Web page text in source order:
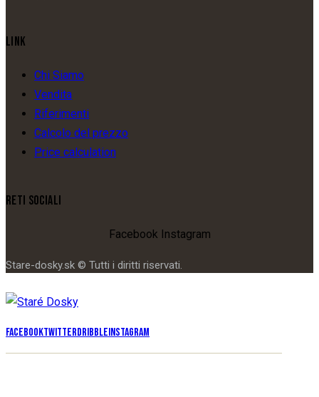
LINK
Chi Siamo
Vendita
Riferimenti
Calcolo del prezzo
Price calculation
RETI SOCIALI
Facebook Instagram
Stare-dosky.sk © Tutti i diritti riservati.
FacebookTwitterDribbleInstagram